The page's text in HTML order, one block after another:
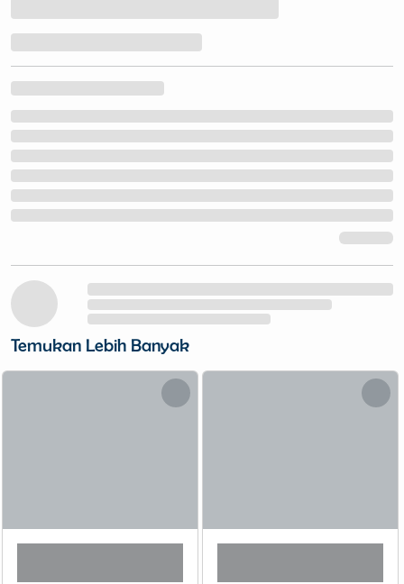
Temukan Lebih Banyak